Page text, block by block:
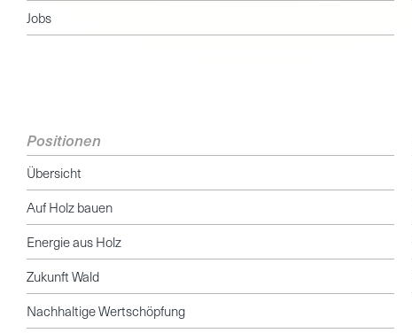
Jobs
Positionen
Übersicht
Auf Holz bauen
Energie aus Holz
Zukunft Wald
Nachhaltige Wertschöpfung